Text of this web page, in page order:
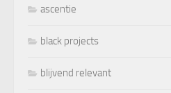
ascentie
black projects
blijvend relevant